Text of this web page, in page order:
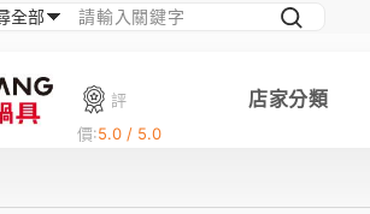
評
價:5.0 / 5.0
店家分類